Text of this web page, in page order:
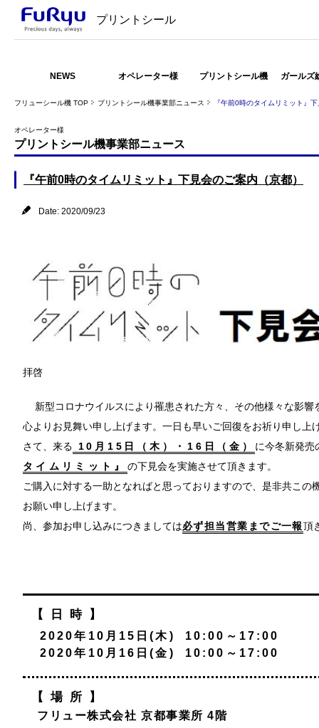
プリントシール
NEWS オペレーター様 プリントシール機 ガールズ
フリューシール機 TOP プリントシール機事業部ニュース 『午前0時のタイムリミット』
オペレーター様
プリントシール機事業部ニュース
『午前0時のタイムリミット』下見会のご案内（京都）
Date: 2020/09/23
拝啓
新型コロナウイルスにより罹患された方々、その他様々な影
心よりお見舞い申し上げます。一日も早いご回復をお祈り申し上
さて、来る 10月15日（木）・16日（金） に今冬新発売
タイムリミット』 の下見会を実施させて頂きます。
ご購入に対する一助となればと思っておりますので、是非共この
お願い申し上げます。
尚、参加お申し込みにつきましては必ず担当営業までご一報頂
【日時】
2020年10月15日(木) 10:00～17:00
2020年10月16日(金) 10:00～17:00
【場所】
フリュー株式会社 京都事業所 4階